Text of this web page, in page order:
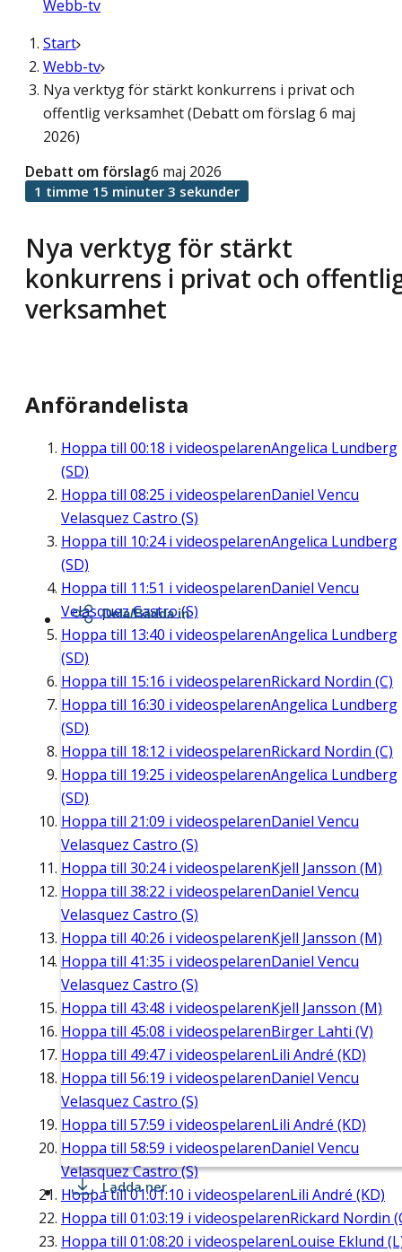
Webb-tv
Start
Webb-tv
Nya verktyg för stärkt konkurrens i privat och
offentlig verksamhet (Debatt om förslag 6 maj
2026)
Nya verktyg för stärkt
konkurrens i privat och
verksamhet
Debatt om förslag6 maj 2026
1 timme 15 minuter 3 sekunder
Anförandelista
Hoppa till 00:18 i videospelarenAngelica Lundberg
(SD)
Hoppa till 08:25 i videospelarenDaniel Vencu
Velasquez Castro (S)
Hoppa till 10:24i videospelarenAngelica Lundberg
(SD)
Hoppa till 11:51 i videospelarenDaniel Vencu
Velasquez Castro (S)
Hoppa till 13:40 i videospelarenAngelica Lundberg
(SD)
Hoppa till 15:16 i videospelarenRickard Nordin (C)
Hoppa till 16:30 i videospelarenAngelica Lundberg
(SD)
Hoppa till 18:12 i videospelarenRickard Nordin (C)
Hoppa till 19:25 i videospelarenAngelica Lundberg
(SD)
Hoppa till 21:09 i videospelarenDaniel Vencu
Velasquez Castro (S)
Hoppa till 30:24i videospelarenKjell Jansson (M)
Hoppa till 38:22 i videospelarenDaniel Vencu
Velasquez Castro (S)
Hoppa till 40:26 i videospelarenKjell Jansson (M)
Hoppa till 41:35 i videospelarenDaniel Vencu
Velasquez Castro (S)
Hoppa till 43:48 i videospelarenKjell Jansson (M)
Hoppa till 45:08 i videospelarenBirger Lahti (V)
Hoppa till 49:47 i videospelarenLili André (KD)
Hoppa till 56:19 i videospelarenDaniel Vencu
Velasquez Castro (S)
Hoppa till 57:59 i videospelarenLili André (KD)
Hoppa till 58:59 i videospelarenDaniel Vencu
Velasquez Castro (S)
Hoppa till01:01:10 i videospelarenLili André (KD)
Hoppa till 01:03:19 i videospelarenRickard Nordin
Hoppa till 01:08:20 i videospelarenLouise Eklund
Dela/Bädda in
Ladda ner